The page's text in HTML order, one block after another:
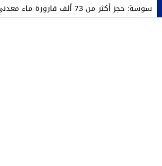
سوسة: حجز أكثر من 73 ألف قارورة ماء معدني داخل مخزن عشوائي